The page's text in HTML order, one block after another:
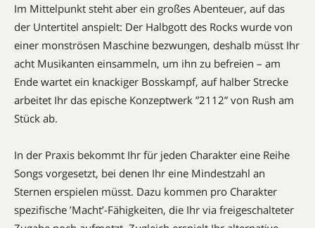
Im Mittelpunkt steht aber ein großes Abenteuer, auf das
der Untertitel anspielt: Der Halbgott des Rocks wurde von
einer monströsen Maschine bezwungen, deshalb müsst Ihr
acht Musikanten einsammeln, um ihn zu befreien – am
Ende wartet ein knackiger Bosskampf, auf halber Strecke
arbeitet Ihr das epische Konzeptwerk ”2112” von Rush am
Stück ab.
In der Praxis bekommt Ihr für jeden Charakter eine Reihe
Songs vorgesetzt, bei denen Ihr eine Mindestzahl an
Sternen erspielen müsst. Dazu kommen pro Charakter
spezifische ’Macht’-Fähigkeiten, die Ihr via freigeschalteter